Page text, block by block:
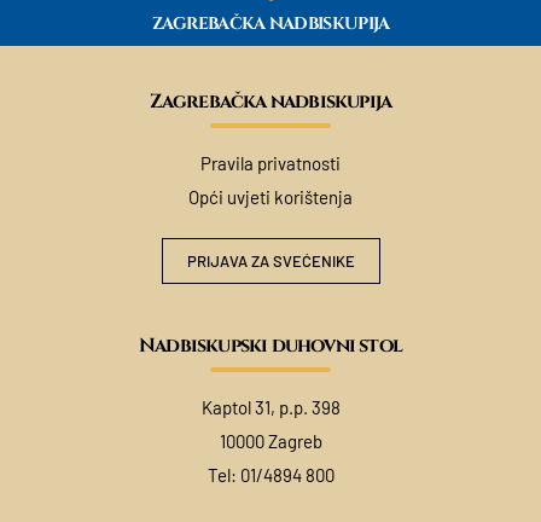
ZAGREBAČKA NADBISKUPIJA
Zagrebačka nadbiskupija
Pravila privatnosti
Opći uvjeti korištenja
PRIJAVA ZA SVEĆENIKE
Nadbiskupski duhovni stol
Kaptol 31, p.p. 398
10000 Zagreb
Tel: 01/4894 800